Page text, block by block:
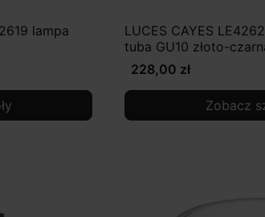
lampa
LUCES CAYES
tuba GU10 złoto-
228,00 zł
Zobacz